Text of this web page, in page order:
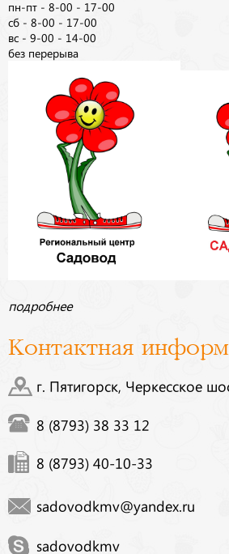
пн-пт - 8-00 - 17-00
сб - 8-00 - 17-00
вс - 9-00 - 14-00
без перерыва
подробнее
Контактная
г. Пятигорск, Черкесское
8 (8793) 38 33 12
8 (8793) 40-10-33
sadovodkmv@yandex.ru
sadovodkmv